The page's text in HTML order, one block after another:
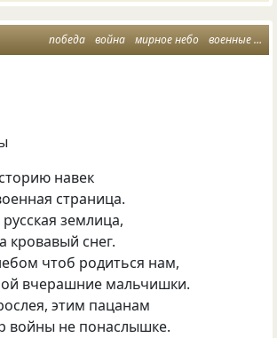
победа война мирное небо военные годы
навек
страница.
землица,
кровавый снег.
чтоб родиться нам,
вчерашние мальчишки.
этим пацанам
войны не понаслышке.